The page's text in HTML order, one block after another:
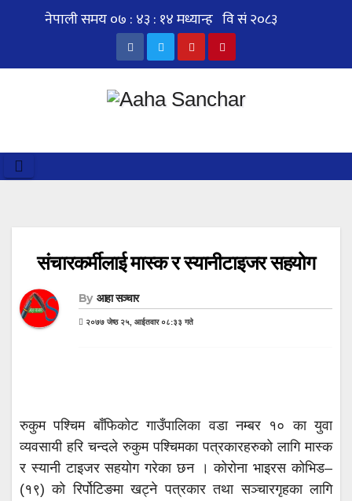
संचारकर्मीलाई मास्क र स्यानीटाइजर सहयोग
By आहा सञ्चार
२०७७ जेष्ठ २५, आईतवार ०८:३३ गते
रुकुम पश्चिम बाँफिकोट गाउँपालिका वडा नम्बर १० का युवा
व्यवसायी हरि चन्दले रुकुम पश्चिमका पत्रकारहरुको लागि मास्क
र स्यानी टाइजर सहयोग गरेका छन । कोरोना भाइरस कोभिड–
(१९) को रिर्पोटिङमा खट्ने पत्रकार तथा सञ्चारगृहका लागि